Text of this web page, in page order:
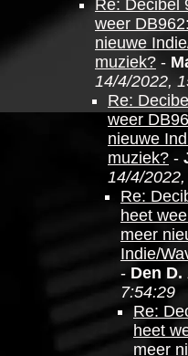
Re: Decibel
weer
nieuwe
muziek? -
14/4/2022,
Re:
weer
nieuwe
muziek? -
14/4/
Re:
heet
meer
Indie/
- Den D.
7:54:29
Re:
heet
meer